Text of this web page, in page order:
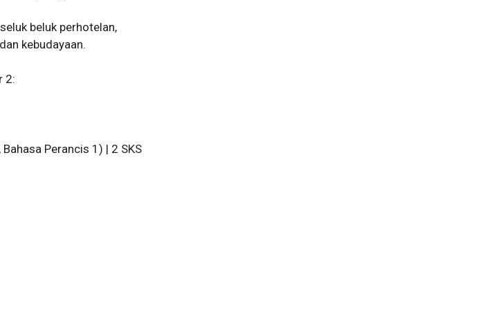
beluk perhotelan,
kebudayaan.
2:
Perancis 1) | 2 SKS